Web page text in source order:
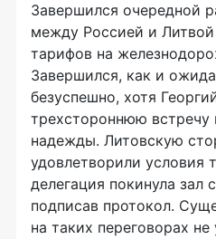
Завершился очередной
между Россией и
тарифов на
Завершился, как и
безуспешно, хотя
трехстороннюю
надежды. Литовскую
удовлетворили условия
делегация покинула зал
подписав протокол.
на таких переговорах